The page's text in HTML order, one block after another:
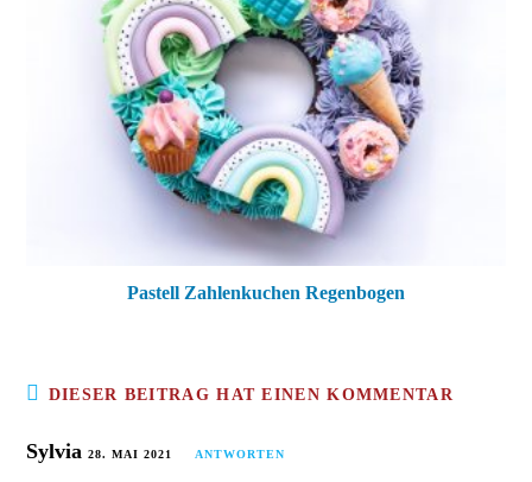
Pastell Zahlenkuchen Regenbogen
DIESER BEITRAG HAT EINEN KOMMENTAR
Sylvia28. MAI 2021 ANTWORTEN